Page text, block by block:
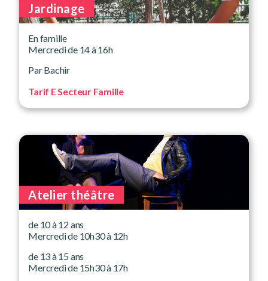
Jardinage
En famille
Mercredi de 14 à 16h
Par Bachir
Tarif E Secteur Famille
Atelier théâtre
de 10 à 12 ans
Mercredi de 10h30 à 12h
de 13 à 15 ans
Mercredi de 15h30 à 17h